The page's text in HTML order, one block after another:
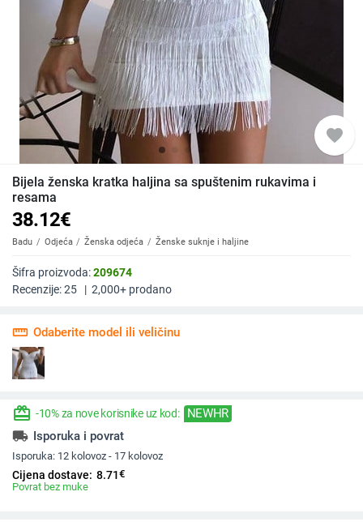
favorite
Bijela ženska kratka haljina sa spuštenim rukavima i
resama
38.12€
Badu Odjeća Ženska odjeća Ženske suknje i haljine
Šifra proizvoda:209674
Recenzije:25 | 2,000+ prodano
straighten Odaberite model ili veličinu
redeem -10% za nove korisnike uz kod: NEWHR
local_shipping Isporuka i povrat
Isporuka: 12 kolovoz - 17 kolovoz
Cijena dostave: 8.71€
Povrat bez muke